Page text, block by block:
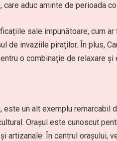
aduc aminte de perioada
sale impunătoare, cum ar
de invaziile piraților. În plus,
o combinație de relaxare și
este un alt exemplu remarcabil
Orașul este cunoscut
artizanale. În centrul orașului,